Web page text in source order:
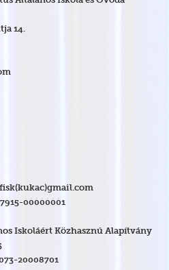
14.
00000001
Iskoláért Közhasznú Alapítvány
20008701